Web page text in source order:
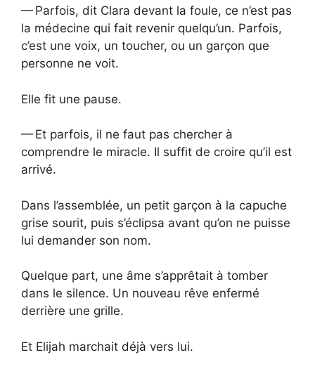
— Parfois, dit Clara devant la foule, ce n’est pas
la médecine qui fait revenir quelqu’un. Parfois,
c’est une voix, un toucher, ou un garçon que
personne ne voit.
Elle fit une pause.
— Et parfois, il ne faut pas chercher à
comprendre le miracle. Il suffit de croire qu’il est
arrivé.
Dans l’assemblée, un petit garçon à la capuche
grise sourit, puis s’éclipsa avant qu’on ne puisse
lui demander son nom.
Quelque part, une âme s’apprêtait à tomber
dans le silence. Un nouveau rêve enfermé
derrière une grille.
Et Elijah marchait déjà vers lui.